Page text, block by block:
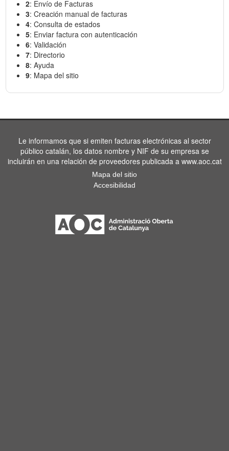
2: Envío de Facturas
3: Creación manual de facturas
4: Consulta de estados
5: Enviar factura con autenticación
6: Validación
7: Directorio
8: Ayuda
9: Mapa del sitio
Le informamos que si emiten facturas electrónicas al sector
público catalán, los datos nombre y NIF de su empresa se
incluirán en una relación de proveedores publicada a www.aoc.cat
Mapa del sitio
Accesibilidad